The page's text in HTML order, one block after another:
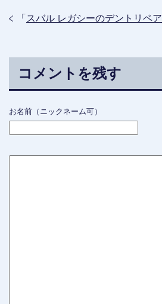
「 スバル レガシーのデントリペア
コメントを残す
お名前（ニックネーム可）